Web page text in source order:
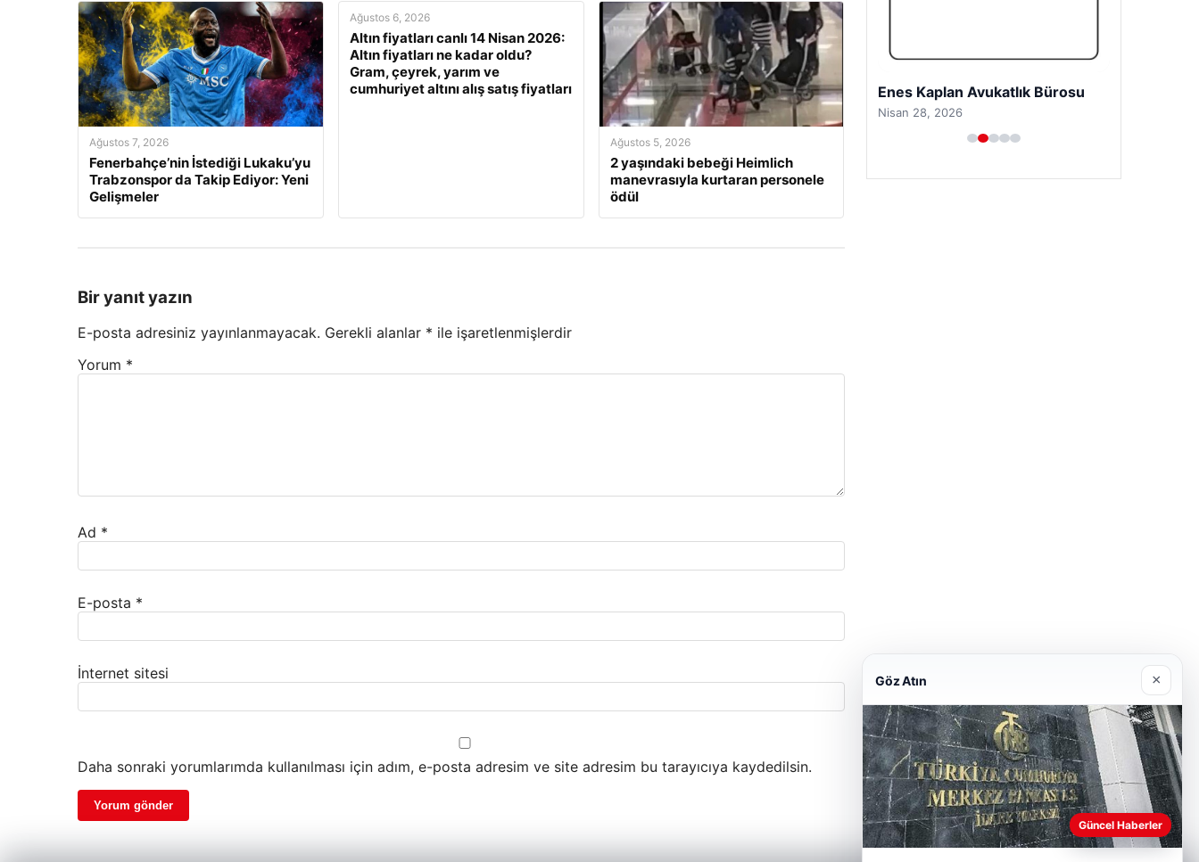
Ağustos 7, 2026
Fenerbahçe’nin İstediği Lukaku’yu
Trabzonspor da Takip Ediyor: Yeni
Gelişmeler
Ağustos 6, 2026
Altın fiyatları canlı 14 Nisan 2026:
Altın fiyatları ne kadar oldu?
Gram, çeyrek, yarım ve
cumhuriyet altını alış satış fiyatları
Ağustos 5, 2026
2 yaşındaki bebeği Heimlich
manevrasıyla kurtaran personele
ödül
Bir yanıt yazın
E-posta adresiniz yayınlanmayacak. Gerekli alanlar * ile işaretlenmişlerdir
Yorum *
Ad *
E-posta *
İnternet sitesi
Daha sonraki yorumlarımda kullanılması için adım, e-posta adresim ve site adresim bu tarayıcıya kaydedilsin.
Enes Kaplan Avukatlık Bürosu
Nisan 28, 2026
Göz Atın ×
Güncel Haberler